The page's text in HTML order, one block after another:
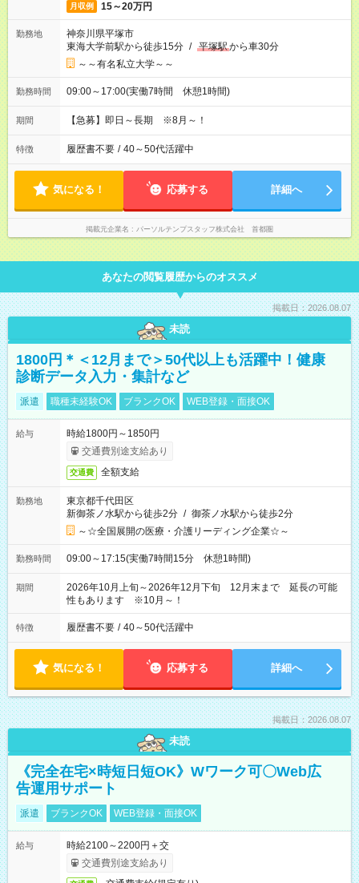
月収例 15～20万円
勤務地
神奈川県平塚市
東海大学前駅から徒歩15分 / 平塚駅から車30分
～～有名私立大学～～
勤務時間 09:00～17:00(実働7時間 休憩1時間)
期間 【急募】即日～長期 ※8月～！
特徴 履歴書不要 / 40～50代活躍中
気になる！ 応募する 詳細へ
掲載元企業名 パーソルテンプスタッフ株式会社 首都圏
あなたの閲覧履歴からのオススメ
掲載日：2026.08.07
未読
1800円＊＜12月まで＞50代以上も活躍中！健康
診断データ入力・集計など
派遣 職種未経験OK ブランクOK WEB登録・面接OK
給与
時給1800円～1850円
交通費別途支給あり
交通費 全額支給
勤務地
東京都千代田区
新御茶ノ水駅から徒歩2分 / 御茶ノ水駅から徒歩2分
～☆全国展開の医療・介護リーディング企業☆～
勤務時間 09:00～17:15(実働7時間15分 休憩1時間)
期間
2026年10月上旬～2026年12月下旬 12月末まで 延長の可能
性もあります ※10月～！
特徴 履歴書不要 / 40～50代活躍中
気になる！ 応募する 詳細へ
掲載日：2026.08.07
未読
《完全在宅×時短日短OK》Wワーク可〇Web広
告運用サポート
派遣 ブランクOK WEB登録・面接OK
給与
時給2100～2200円＋交
交通費別途支給あり